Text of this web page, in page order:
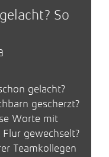
So
gelacht?
gescherzt?
Worte mit
gewechselt?
Teamkollegen